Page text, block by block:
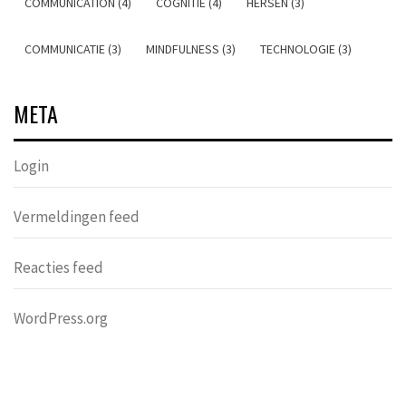
COMMUNICATIE (3) MINDFULNESS (3) TECHNOLOGIE (3)
META
Login
Vermeldingen feed
Reacties feed
WordPress.org